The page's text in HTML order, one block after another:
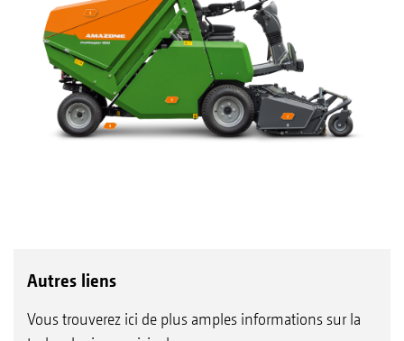
Autres liens
Vous trouverez ici de plus amples informations sur la